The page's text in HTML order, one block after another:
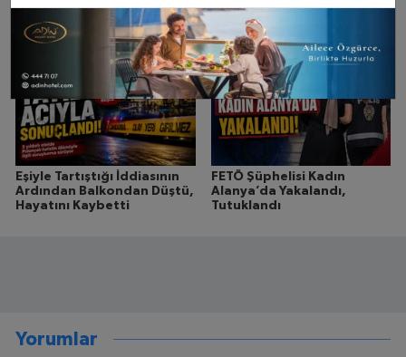
açıklaması: “Sorun satış
değil, şans oyunu”
Eşiyle Tartıştığı İddiasının
Ardından Balkondan Düştü,
Hayatını Kaybetti
FETÖ Şüphelisi Kadın
Alanya’da Yakalandı,
Tutuklandı
Yorumlar